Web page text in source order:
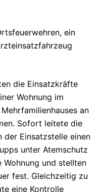
ein
die Einsatzkräfte
Wohnung im
an
Sofort leitete die
der Einsatzstelle einen
unter Atemschutz
und stellten
fest. Gleichzeitig zu
eine Kontrolle